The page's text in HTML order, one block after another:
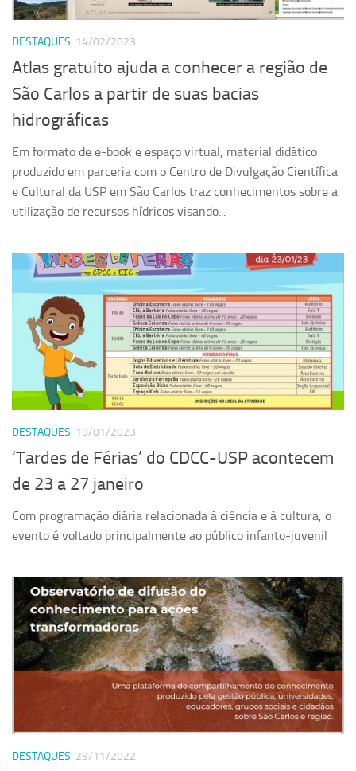
DESTAQUES 14/02/2023
Atlas gratuito ajuda a conhecer a região de
São Carlos a partir de suas bacias
hidrográficas
Em formato de e-book e espaço virtual, material didático
produzido em parceria com o Centro de Divulgação Científica
e Cultural da USP em São Carlos traz conhecimentos sobre a
utilização de recursos hídricos visando...
DESTAQUES 19/01/2023
‘Tardes de Férias’ do CDCC-USP acontecem
de 23 a 27 janeiro
Com programação diária relacionada à ciência e à cultura, o
evento é voltado principalmente ao público infanto-juvenil
DESTAQUES 29/11/2022